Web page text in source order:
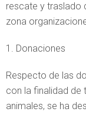
rescate y traslado
zona
1. Donaciones
Respecto de las
con la finalidad de
animales, se ha